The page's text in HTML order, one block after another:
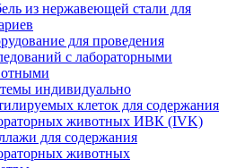
из нержавеющей стали для
для проведения
с лабораторными
индивидуально
клеток для содержания
животных ИВК (IVK)
для содержания
животных